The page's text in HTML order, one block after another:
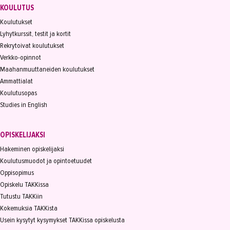
KOULUTUS
Koulutukset
Lyhytkurssit, testit ja kortit
Rekrytoivat koulutukset
Verkko-opinnot
Maahanmuuttaneiden koulutukset
Ammattialat
Koulutusopas
Studies in English
OPISKELIJAKSI
Hakeminen opiskelijaksi
Koulutusmuodot ja opintoetuudet
Oppisopimus
Opiskelu TAKKissa
Tutustu TAKKiin
Kokemuksia TAKKista
Usein kysytyt kysymykset TAKKissa opiskelusta